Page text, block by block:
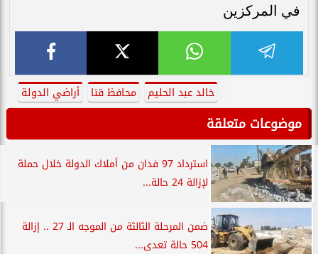
في المركزين
خالد عبد الحليم محافظ قنا أراضي الدولة
موضوعات متعلقة
استرداد 97 فدان من أملاك الدولة خلال حملة
لإزالة 24 حالة...
ضمن المرحلة الثالثة من الموجه الـ 27 .. إزالة
504 حالة تعدى...